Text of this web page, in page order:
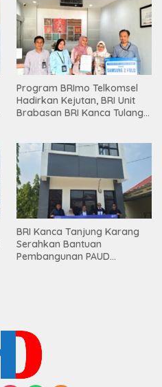
Program BRImo Telkomsel
Hadirkan Kejutan, BRI Unit
Brabasan BRI Kanca Tulang
Mesuji
BRI Kanca Tanjung Karang
Serahkan Bantuan
Pembangunan PAUD